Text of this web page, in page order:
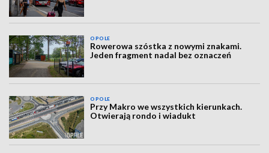
OPOLE
Rowerowa szóstka z nowymi znakami.
Jeden fragment nadal bez oznaczeń
OPOLE
Przy Makro we wszystkich kierunkach.
Otwierają rondo i wiadukt